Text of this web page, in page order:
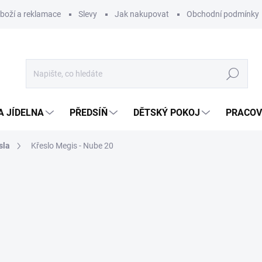
a reklamace Slevy Jak nakupovat Obchodní podmínky
Hledat
JÍDELNA PŘEDSÍŇ DĚTSKÝ POKOJ
Křeslo Megis - Nube 20